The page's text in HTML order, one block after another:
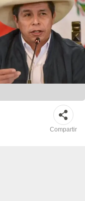
Compartir